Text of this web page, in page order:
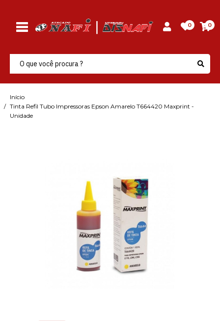
0 0
Início
Tinta Refil Tubo Impressoras Epson Amarelo T664420 Maxprint -
Unidade